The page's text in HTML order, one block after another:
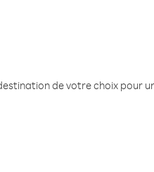
de votre choix pour